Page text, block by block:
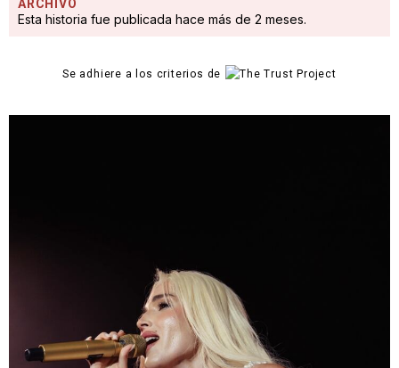
ARCHIVO
Esta historia fue publicada hace más de 2 meses.
Se adhiere a los criterios de